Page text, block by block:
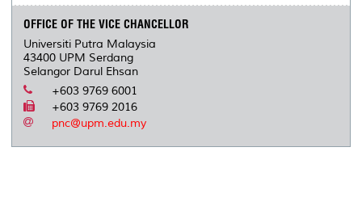
OFFICE OF THE VICE CHANCELLOR
Universiti Putra Malaysia
43400 UPM Serdang
Selangor Darul Ehsan
+603 9769 6001
+603 9769 2016
pnc@upm.edu.my